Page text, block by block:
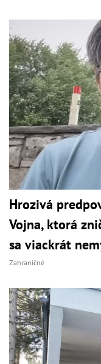
Hrozivá
Vojna, ktorá
sa viackrát
Zahraničné